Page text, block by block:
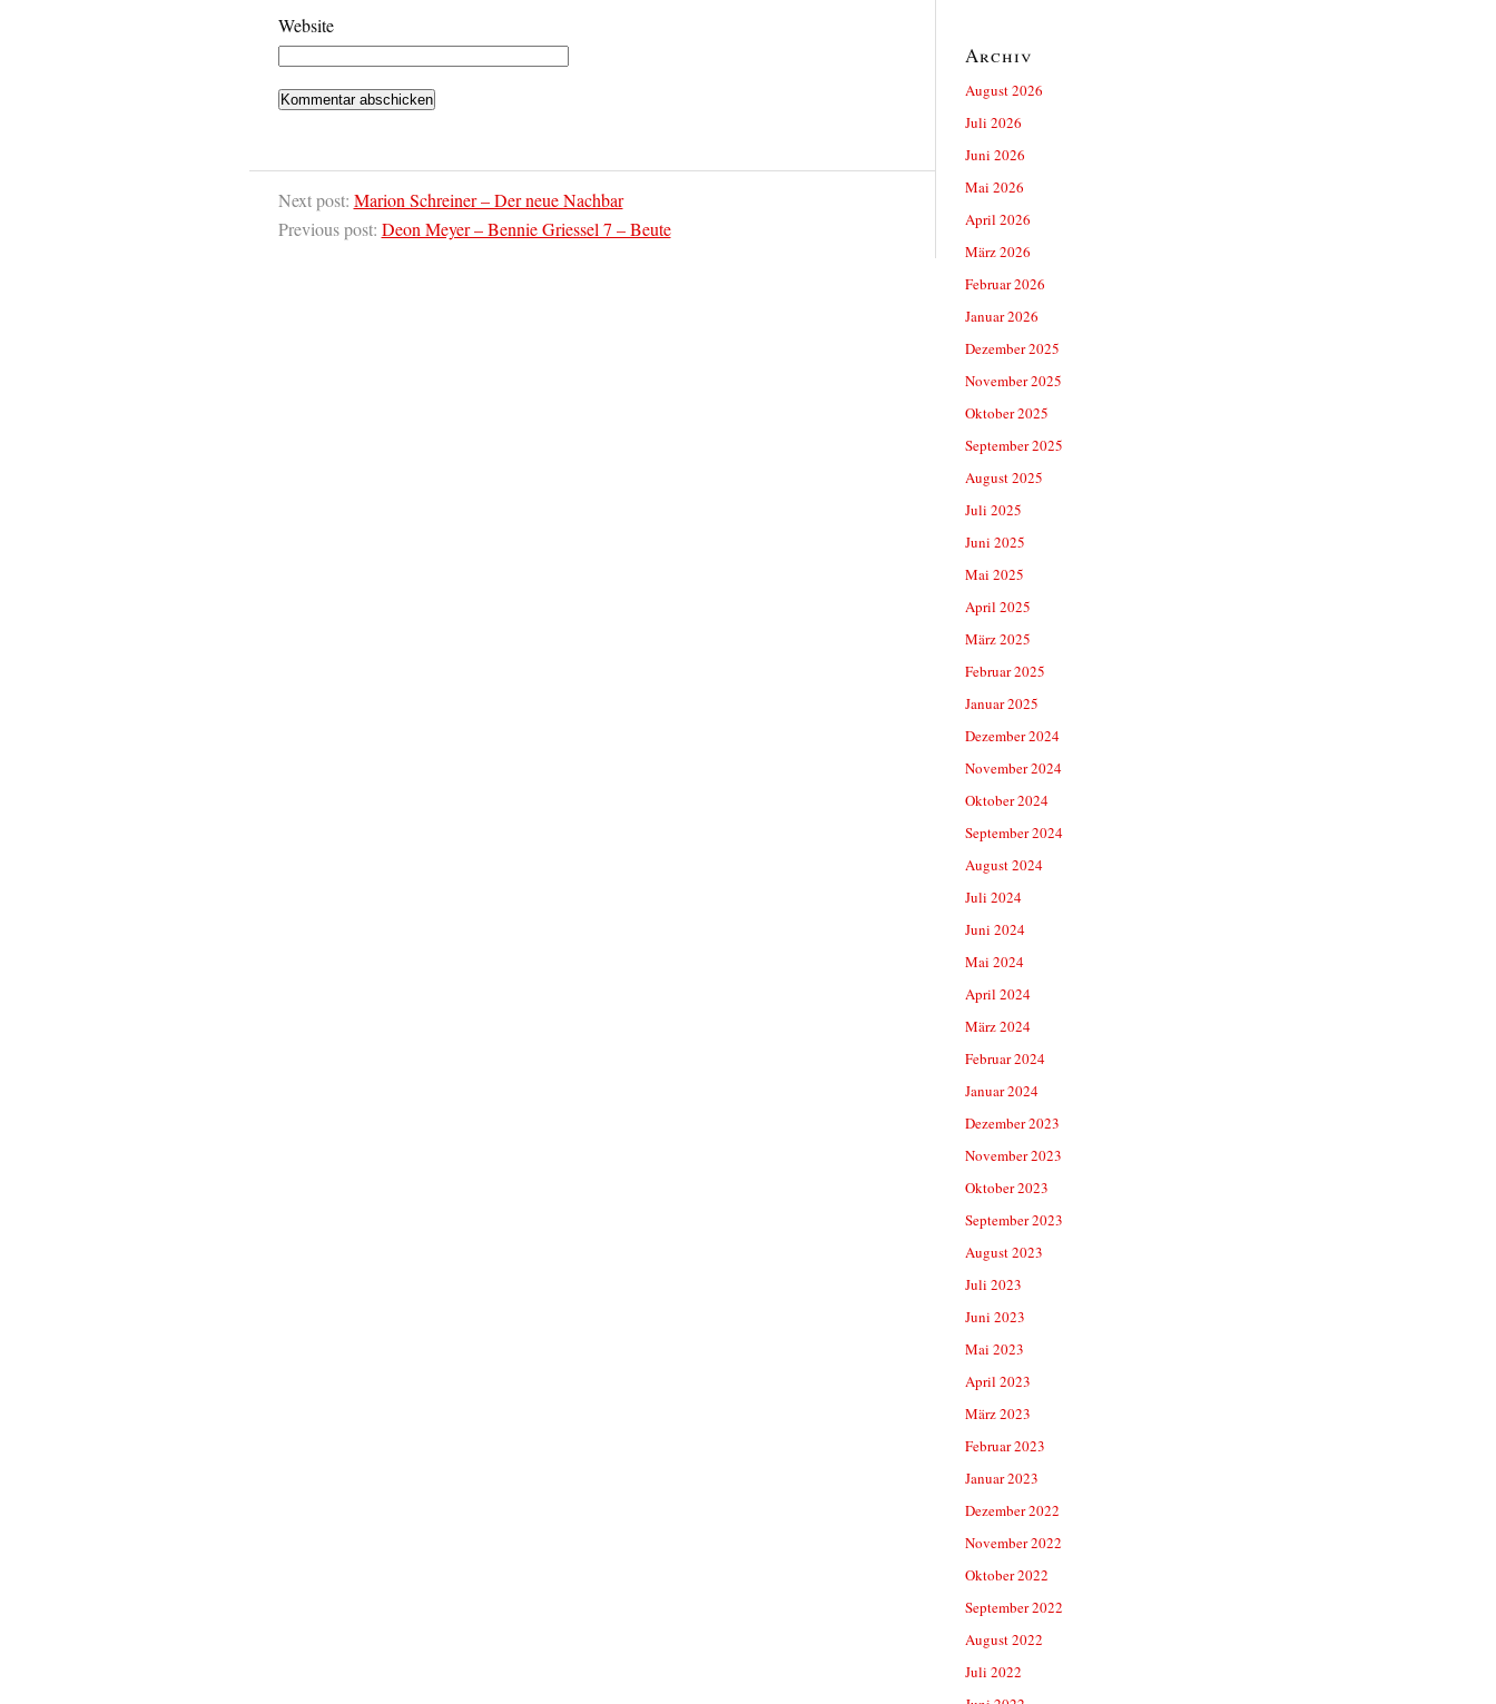
Website
Next post: Marion Schreiner – Der neue Nachbar
Previous post: Deon Meyer – Bennie Griessel 7 – Beute
Archiv
August 2026
Juli 2026
Juni 2026
Mai 2026
April 2026
März 2026
Februar 2026
Januar 2026
Dezember 2025
November 2025
Oktober 2025
September 2025
August 2025
Juli 2025
Juni 2025
Mai 2025
April 2025
März 2025
Februar 2025
Januar 2025
Dezember 2024
November 2024
Oktober 2024
September 2024
August 2024
Juli 2024
Juni 2024
Mai 2024
April 2024
März 2024
Februar 2024
Januar 2024
Dezember 2023
November 2023
Oktober 2023
September 2023
August 2023
Juli 2023
Juni 2023
Mai 2023
April 2023
März 2023
Februar 2023
Januar 2023
Dezember 2022
November 2022
Oktober 2022
September 2022
August 2022
Juli 2022